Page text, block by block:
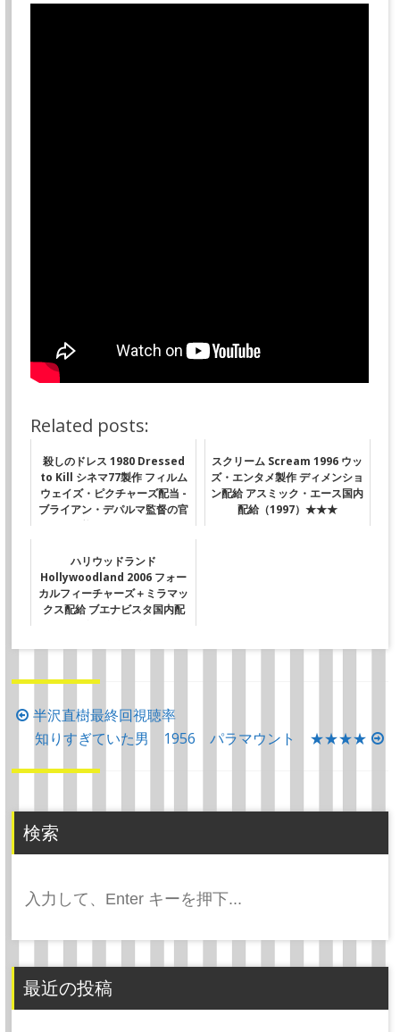
Related posts:
殺しのドレス 1980 Dressed
to Kill シネマ77製作 フィルム
ウェイズ・ピクチャーズ配当 -
ブライアン・デパルマ監督の官
能ミステリー
スクリーム Scream 1996 ウッ
ズ・エンタメ製作 ディメンショ
ン配給 アスミック・エース国内
配給（1997）★★★
ハリウッドランド
Hollywoodland 2006 フォー
カルフィーチャーズ＋ミラマッ
クス配給 ブエナビスタ国内配
投
ナ
ゲ
ー
ン
半沢直樹最終回視聴率
知りすぎていた男 1956 パラマウント ★★★★
検索
索:
最近の投稿